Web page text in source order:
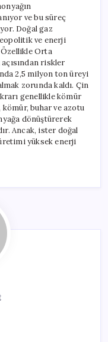
ve bu süreç
Doğal gaz
ve enerji
Orta
riskler
2,5 milyon ton üreyi
zorunda kaldı. Çin
genellikle kömür
kömür, buhar ve azotu
dönüştürerek
Ancak, ister doğal
yüksek enerji